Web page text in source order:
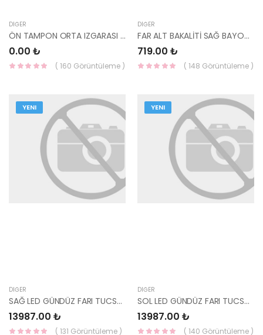
DIĞER
ÖN TAMPON ORTA IZGARASI TUCSON 2024- ELİTE 86530-N7GA0CA-MOBIS
0.00 ₺
( 160 Görüntüleme )
DIĞER
FAR ALT BAKALİTİ SAĞ BAYON 2024- STYLE 865C2-Q0BB0-MOBIS-S
719.00 ₺
( 148 Görüntüleme )
YENI
DIĞER
SAĞ LED GÜNDÜZ FARI TUCSON 2024- ELİTE 92208-N7650-MOBIS
13987.00 ₺
( 131 Görüntüleme )
YENI
DIĞER
SOL LED GÜNDÜZ FARI TUCSON 2024- ELİTE 92207-N7650-MOBIS
13987.00 ₺
( 140 Görüntüleme )